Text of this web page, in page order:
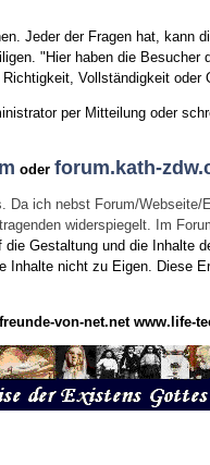
Jeder der Fragen hat, kann
"Hier haben die
Vollständigkeit
per Mitteilung oder
oderforum.kath-
ich nebst Forum/
widerspiegelt. Im
Gestaltung und die Inhalte
Inhalte nicht zu Eigen.
Diese
von-net.net www.life-